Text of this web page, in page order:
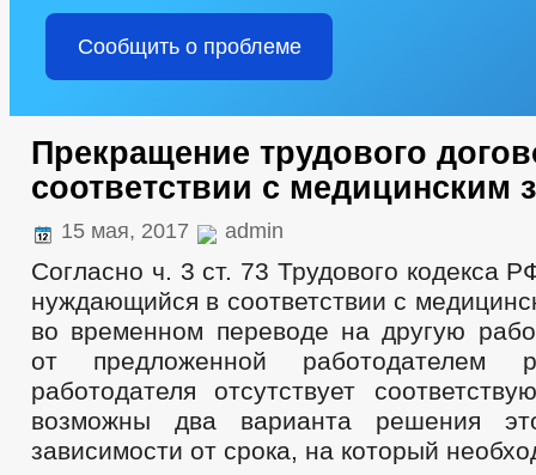
СОСТАВ ПОСЕЛЕНИЯ
ПОДВЕДОМСТВЕННЫЕ
ПРЕДПРИНИМАТЕЛЬСТВО
ИНФОРМАЦИОННЫЕ
ЗАКУПКА ТОВАРОВ, РАБОТ И УСЛУГ
КОМИССИИ
РАБОЧАЯ ГРУППА АТК
РАБОЧАЯ ГРУППА ПО ПРОФИЛАКТИКЕ ПРАВОНАРУШЕНИЙ
ТЕКСТЫ ОФИЦИАЛЬНЫХ ВЫСТУПЛЕНИЙ И ЗАЯВЛЕНИЙ
ИНФОРМАЦИЯ О РЕЗУЛЬТАТАХ ПРОВЕРОК
СОВЕТ ДЕПУТАТОВ
ДЕПУТАТЫ
СВЕДЕНИЯ О ДОХОДАХ
СТРУКТУРА, ПОЛНОМОЧИЯ, ЗАДАЧИ И ФУНКЦИИ
ПРОТИВОДЕЙСТВИЕ КОРРУПЦИИ
НПА
ИНЫЕ ФАКТЫ В СФЕРЕ
МЕТОДИЧЕСКИЕ МАТЕРИАЛЫ
ФОРМЫ ДОКУМЕНТОВ,
СВЕДЕНИЯ О ДОХОДАХ, РАСХОДАХ, ОБ ИМУЩЕСТВЕ И
КОМИССИЯ ПО СОБЛЮДЕНИЮ ТРЕБОВАНИЙ К СЛУЖЕБНОМУ
ОБРАТНАЯ СВЯЗЬ ДЛЯ СООБЩЕНИЙ О ФАКТАХ КОРРУПЦИИ
Сообщить о проблеме
Прекращение трудового
соответствии с медицинским
15 мая, 2017 admin
Согласно ч. 3 ст. 73 Трудового кодекса
нуждающийся в соответствии с
во временном переводе на другую
от предложенной
работодателя отсутствует
возможны два варианта решения
зависимости от срока, на который